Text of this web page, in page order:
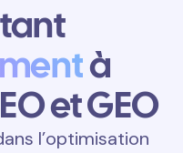
à
et GEO
l’optimisation